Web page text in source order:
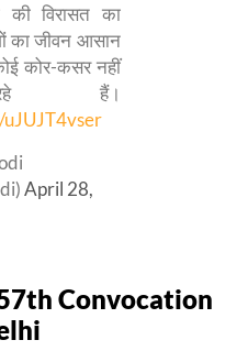
की विरासत का
का जीवन आसान
कोर-कसर नहीं
हैं।
April 28,
Convocation